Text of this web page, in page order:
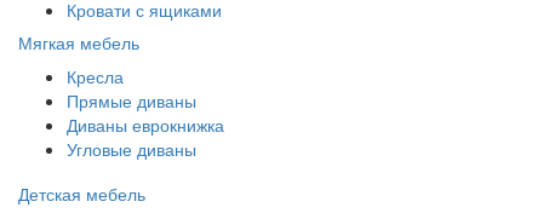
Кровати с ящиками
Мягкая мебель
Кресла
Прямые диваны
Диваны еврокнижка
Угловые диваны
Детская мебель